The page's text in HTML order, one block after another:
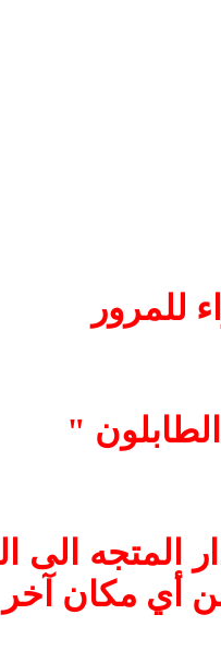
للمرور
"
المتجه
أي مكان آخر